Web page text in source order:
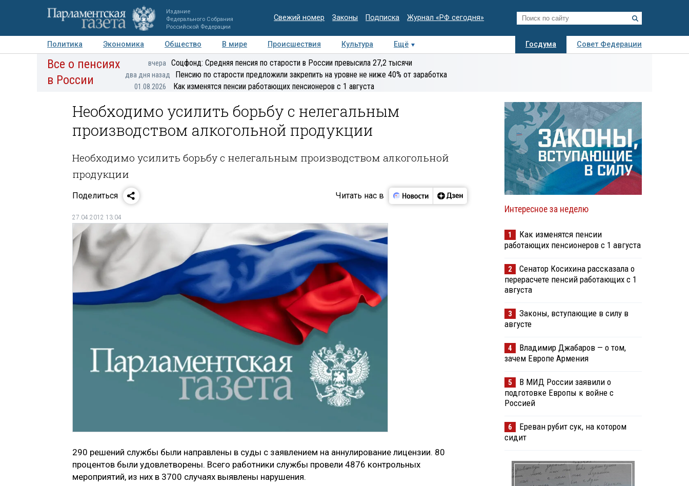
Издание
Федерального Собрания
Российской Федерации
Свежий номер Законы Подписка Журнал «РФ сегодня»
Политика Экономика Общество В мире Происшествия Культура Ещё Госдума
Совет Федерации
Авторы Персоны Мнения Регионы Медиацентр Интервью Колумнисты
экспертиза
Все о пенсиях
в России
вчера Соцфонд: Средняя пенсия по старости в России превысила 27,2 тысячи
два дня назад Пенсию по старости предложили закрепить на уровне не ниже 40% от заработка
01.08.2026 Как изменятся пенсии работающих пенсионеров с 1 августа
Необходимо усилить борьбу с нелегальным
производством алкогольной продукции
Необходимо усилить борьбу с нелегальным производством алкогольной
продукции
Поделиться Читать нас в
27.04.2012 13:04
290 решений службы были направлены в суды с заявлением на аннулирование лицензии. 80
процентов были удовлетворены. Всего работники службы провели 4876 контрольных
мероприятий, из них в 3700 случаях выявлены нарушения.
Интересное за неделю
1
Как изменятся пенсии
работающих пенсионеров с 1 августа
2
Сенатор Косихина рассказала о
перерасчете пенсий работающих с 1
августа
3
Законы, вступающие в силу в
августе
4
Владимир Джабаров — о том,
зачем Европе Армения
5
В МИД России заявили о
подготовке Европы к войне с
Россией
6
Ереван рубит сук, на котором
сидит